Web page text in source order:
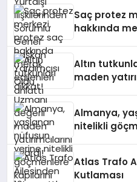
Saç protez
hakkında
Altın
maden
Almanya,
nitelikli
Atlas Trafo
Kutlaması